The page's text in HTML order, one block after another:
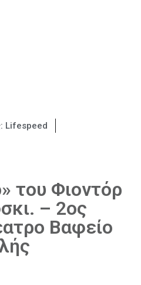
Lifespeed
του Φιοντόρ
– 2ος
Βαφείο